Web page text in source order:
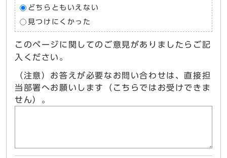
どちらともいえない
見つけにくかった
このページに関してのご意見がありましたらご記
入ください。
（注意）お答えが必要なお問い合わせは、直接担
当部署へお願いします（こちらではお受けできま
せん）。